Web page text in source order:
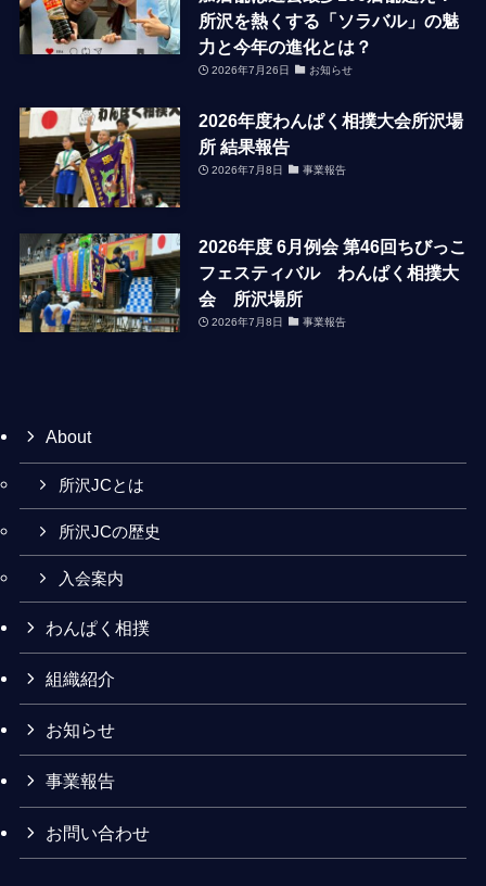
所沢を熱くする「ソラバル」の魅
力と今年の進化とは？
2026年7月26日 お知らせ
2026年度わんぱく相撲大会所沢場
所 結果報告
2026年7月8日 事業報告
2026年度 6月例会 第46回ちびっこ
フェスティバル わんぱく相撲大
会 所沢場所
2026年7月8日 事業報告
About
所沢JCとは
所沢JCの歴史
入会案内
わんぱく相撲
組織紹介
お知らせ
事業報告
お問い合わせ